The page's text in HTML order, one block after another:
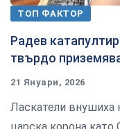
ТОП ФАКТОР
Радев
твърдо
21 Януари, 2026
Ласкатели внушиха